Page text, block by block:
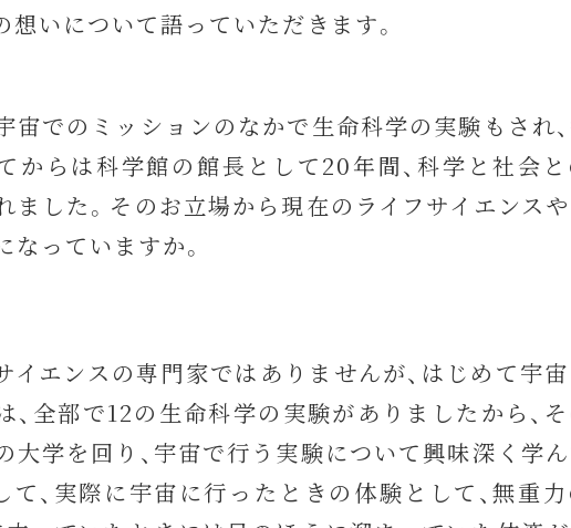
いについて語っていただきます。
宙でのミッションのなかで生命科学の実験もされ
からは科学館の館長として20年間、科学と社会
ました。そのお立場から現在のライフサイエンス
なっていますか。
イエンスの専門家ではありませんが、はじめて宇
、全部で12の生命科学の実験がありましたから、
大学を回り、宇宙で行う実験について興味深く学
て、実際に宇宙に行ったときの体験として、無重